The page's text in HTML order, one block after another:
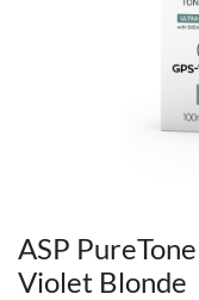
ASP
Violet Blonde